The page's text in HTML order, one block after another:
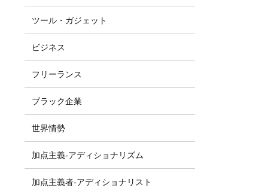
ツール・ガジェット
ビジネス
フリーランス
ブラック企業
世界情勢
加点主義-アディショナリズム
加点主義者-アディショナリスト